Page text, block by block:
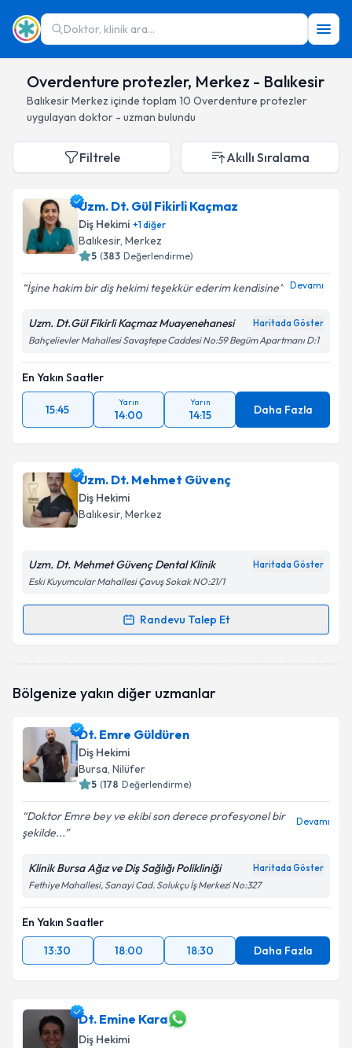
Doktor, klinik ara...
Overdenture protezler, Merkez - Balıkesir
BalıkesirMerkez içinde toplam 10 Overdenture protezler
uygulayan doktor - uzman bulundu
Filtrele Akıllı Sıralama
Uzm. Dt. Gül Fikirli Kaçmaz
Diş Hekimi +1diğer
Balıkesir, Merkez
5 (383 Değerlendirme)
İşine hakim bir diş hekimi teşekkür ederim kendisine Devamı
Uzm. Dt.Gül Fikirli Kaçmaz Muayenehanesi Haritada Göster
Bahçelievler Mahallesi Savaştepe Caddesi No:59 Begüm Apartmanı D:1
En Yakın Saatler
15:45
Yarın
14:00
Yarın
14:15 Daha Fazla
Uzm. Dt. Mehmet Güvenç
Diş Hekimi
Balıkesir, Merkez
Uzm. Dt. Mehmet Güvenç Dental Klinik Haritada Göster
Eski Kuyumcular Mahallesi Çavuş Sokak NO:21/1
Randevu Talep Et
Randevu Takvimi Talebi
talebi oluşturun. Size bu uzmandan randevu almanız
bilgilendireceğiz.
E-posta Adresiniz
kapsamda işlenmesini kabul ediyorum.
Bölgenize yakın diğer uzmanlar
Dt. Emre Güldüren
Diş Hekimi
Bursa, Nilüfer
5 (178 Değerlendirme)
Doktor Emre bey ve ekibi son derece profesyonel bir
şekilde...
Devamı
Klinik Bursa Ağız ve Diş Sağlığı Polikliniği Haritada Göster
Fethiye Mahallesi, Sanayi Cad. Solukçu İş Merkezi No:327
En Yakın Saatler
13:30
18:00 18:30 Daha Fazla
Dt. Emine Kara
Diş Hekimi